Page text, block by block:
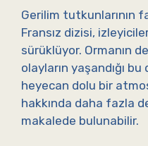
Gerilim tutkunlarının
Fransız dizisi,
sürüklüyor. Ormanın
olayların yaşandığı
heyecan dolu bir
hakkında daha fazla
makalede bulunabilir.